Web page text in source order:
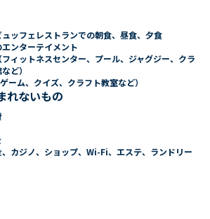
ッフェレストランでの朝食、昼食、夕食
ンターテイメント
ィットネスセンター、プール、ジャグジー、クラ
ど）
ーム、クイズ、クラフト教室など）
れないもの
カジノ、ショップ、Wi-Fi、エステ、ランドリー